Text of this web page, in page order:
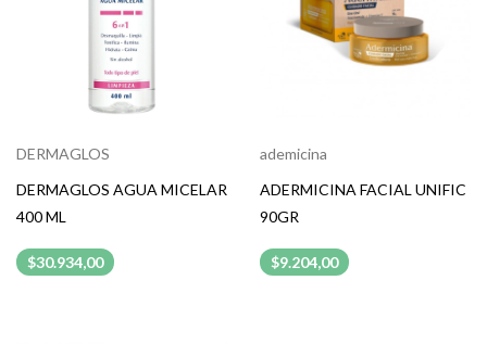
DERMAGLOS
DERMAGLOS AGUA MICELAR
400 ML
$30.934,00
ademicina
ADERMICINA FACIAL UNIFIC
90GR
$9.204,00